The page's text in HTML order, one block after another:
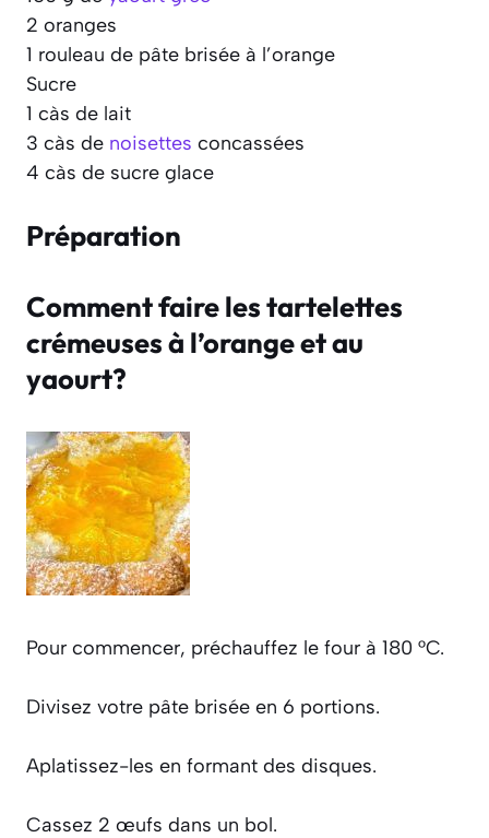
2 oranges
1 rouleau de pâte brisée à l’orange
Sucre
1 càs de lait
3 càs de noisettes concassées
4 càs de sucre glace
Préparation
Comment faire les tartelettes
crémeuses à l’orange et au
yaourt?
Pour commencer, préchauffez le four à 180 °C.
Divisez votre pâte brisée en 6 portions.
Aplatissez-les en formant des disques.
Cassez 2 œufs dans un bol.